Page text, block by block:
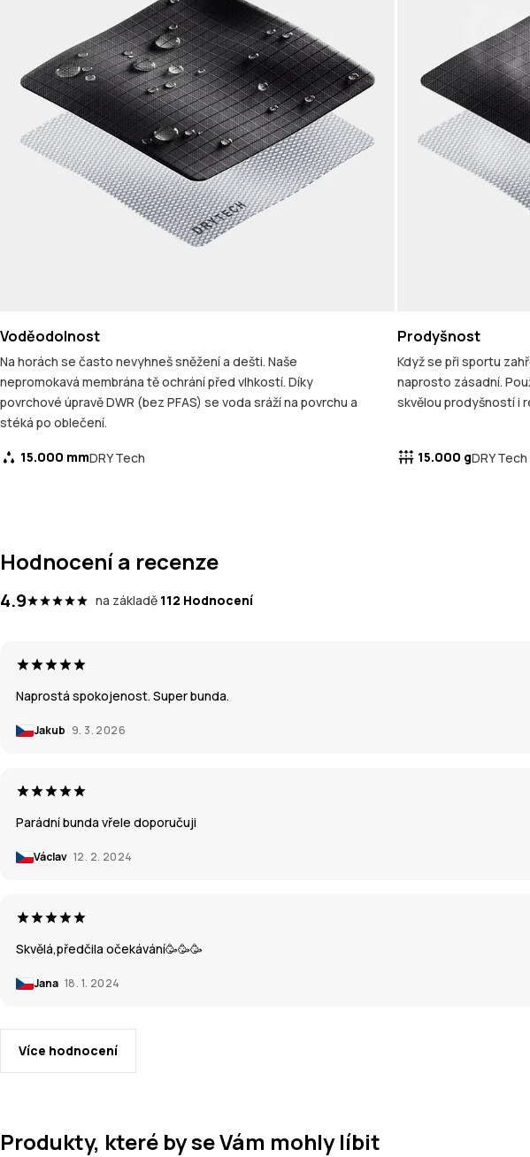
Voděodolnost
Na horách se často nevyhneš sněžení a dešti. Naše
nepromokavá membrána tě ochrání před vlhkostí. Díky
povrchové úpravě DWR (bez PFAS) se voda sráží na povrchu a
stéká po oblečení.
15.000 mmDRY Tech
Prodyšnost
Když se při sportu
naprosto zásadní.
skvělou prodyšností i
15.000 gDRY Tech
Hodnocení a recenze
4.9 na základě 112 Hodnocení
Naprostá spokojenost. Super bunda.
Jakub 9. 3. 2026
Parádní bunda vřele doporučuji
Václav 12. 2. 2024
Skvělá,předčila očekávání🥳🥳🥳
Jana 18. 1. 2024
Více hodnocení
Produkty, které by se Vám mohly líbit